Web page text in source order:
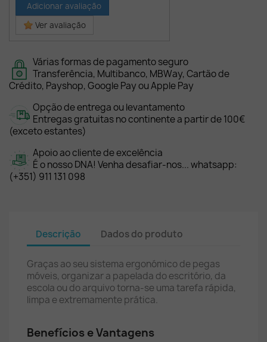
Adicionar avaliação
Ver avaliação
Várias formas de pagamento seguro
Transferência, Multibanco, MBWay, Cartão de
Crédito, Payshop, Google Pay ou Apple Pay
Opção de entrega ou levantamento
Entregas gratuitas no continente a partir de 100€
(exceto estantes)
Apoio ao cliente de excelência
É o nosso DNA! Venha desafiar-nos... whatsapp:
(+351) 911 131 098
Descrição Dados do produto
Graças ao seu sistema ergonómico de pegas
móveis, organizar a papelada do escritório, da
escola ou do arquivo torna-se uma tarefa rápida,
limpa e extremamente prática.
Benefícios e Vantagens